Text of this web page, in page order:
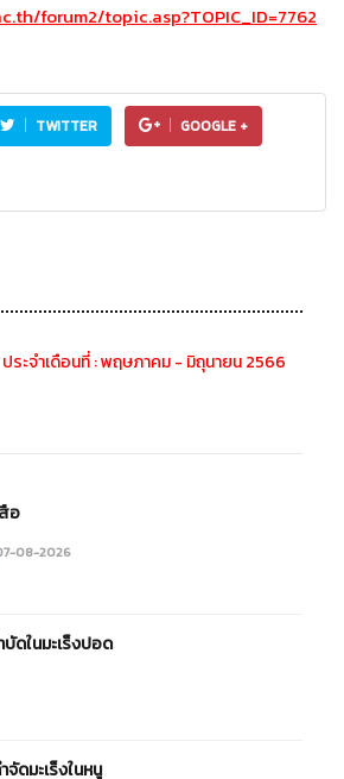
forum2/topic.asp?TOPIC_ID=7762
TWITTER GOOGLE +
ระจำเดือนที่ : พฤษภาคม - มิถุนายน 2566
อ
08-2026
บัดในมะเร็งปอด
ดมะเร็งในหนู